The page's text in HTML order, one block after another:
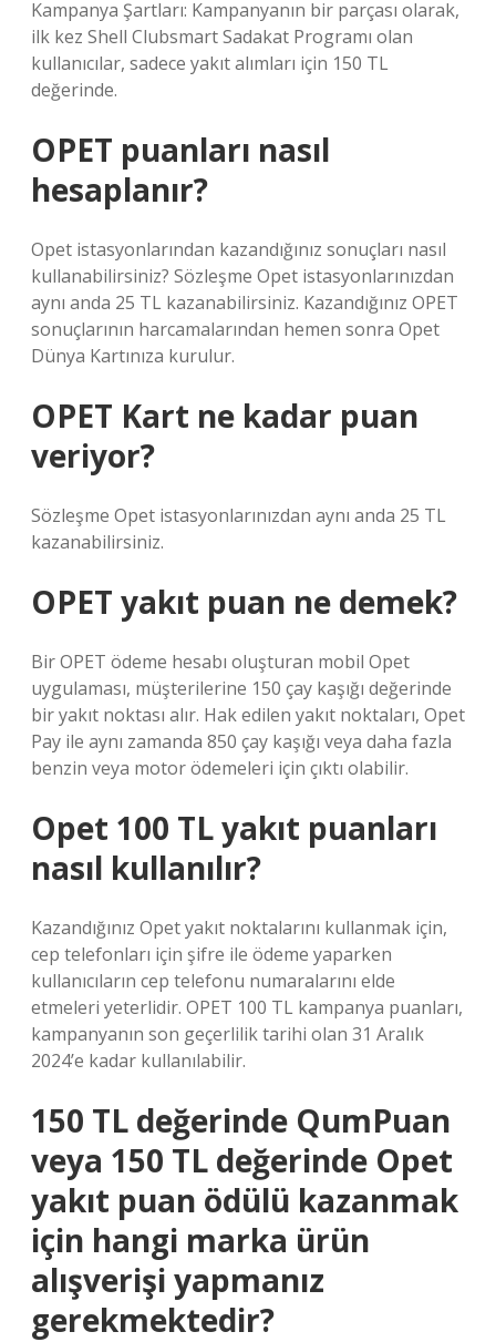
Kampanya Şartları: Kampanyanın bir parçası olarak,
ilk kez Shell Clubsmart Sadakat Programı olan
kullanıcılar, sadece yakıt alımları için 150 TL
değerinde.
OPET puanları nasıl
hesaplanır?
Opet istasyonlarından kazandığınız sonuçları nasıl
kullanabilirsiniz? Sözleşme Opet istasyonlarınızdan
aynı anda 25 TL kazanabilirsiniz. Kazandığınız OPET
sonuçlarının harcamalarından hemen sonra Opet
Dünya Kartınıza kurulur.
OPET Kart ne kadar puan
veriyor?
Sözleşme Opet istasyonlarınızdan aynı anda 25 TL
kazanabilirsiniz.
OPET yakıt puan ne demek?
Bir OPET ödeme hesabı oluşturan mobil Opet
uygulaması, müşterilerine 150 çay kaşığı değerinde
bir yakıt noktası alır. Hak edilen yakıt noktaları, Opet
Pay ile aynı zamanda 850 çay kaşığı veya daha fazla
benzin veya motor ödemeleri için çıktı olabilir.
Opet 100 TL yakıt puanları
nasıl kullanılır?
Kazandığınız Opet yakıt noktalarını kullanmak için,
cep telefonları için şifre ile ödeme yaparken
kullanıcıların cep telefonu numaralarını elde
etmeleri yeterlidir. OPET 100 TL kampanya puanları,
kampanyanın son geçerlilik tarihi olan 31 Aralık
2024’e kadar kullanılabilir.
150 TL değerinde QumPuan
veya 150 TL değerinde Opet
yakıt puan ödülü kazanmak
için hangi marka ürün
alışverişi yapmanız
gerekmektedir?